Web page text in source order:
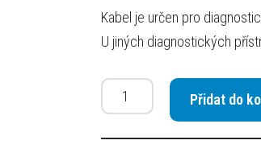
Kabel je určen pro
U jiných diagnostických
Přidat do